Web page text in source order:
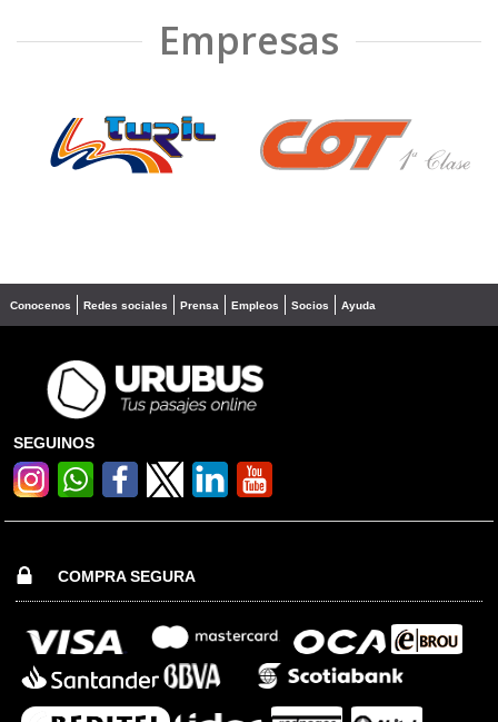
Empresas
❮ ❯
Conocenos Redes sociales Prensa Empleos Socios Ayuda
SEGUINOS
COMPRA SEGURA